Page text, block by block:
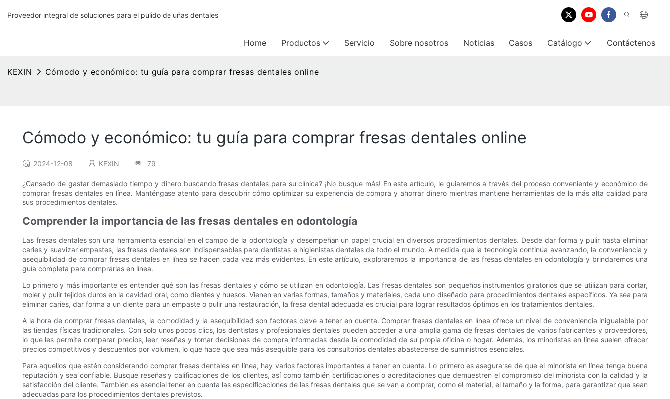
Proveedor integral de soluciones para el pulido de uñas dentales
Home Productos Servicio Sobre nosotros Noticias Casos Catálogo Contáctenos
KEXIN Cómodo y económico: tu guía para comprar fresas dentales online
Cómodo y económico: tu guía para comprar fresas dentales online
2024-12-08 KEXIN 79
¿Cansado de gastar demasiado tiempo y dinero buscando fresas dentales para su clínica? ¡No busque más! En este artículo, le guiaremos a través del proceso conveniente y económico de
comprar fresas dentales en línea. Manténgase atento para descubrir cómo optimizar su experiencia de compra y ahorrar dinero mientras mantiene herramientas de la más alta calidad para
sus procedimientos dentales.
Comprender la importancia de las fresas dentales en odontología
Las fresas dentales son una herramienta esencial en el campo de la odontología y desempeñan un papel crucial en diversos procedimientos dentales. Desde dar forma y pulir hasta eliminar
caries y suavizar empastes, las fresas dentales son indispensables para dentistas e higienistas dentales de todo el mundo. A medida que la tecnología continúa avanzando, la conveniencia y
asequibilidad de comprar fresas dentales en línea se hacen cada vez más evidentes. En este artículo, exploraremos la importancia de las fresas dentales en odontología y brindaremos una
guía completa para comprarlas en línea.
Lo primero y más importante es entender qué son las fresas dentales y cómo se utilizan en odontología. Las fresas dentales son pequeños instrumentos giratorios que se utilizan para cortar,
moler y pulir tejidos duros en la cavidad oral, como dientes y huesos. Vienen en varias formas, tamaños y materiales, cada uno diseñado para procedimientos dentales específicos. Ya sea para
eliminar caries, dar forma a un diente para un empaste o pulir una restauración, la fresa dental adecuada es crucial para lograr resultados óptimos en los tratamientos dentales.
A la hora de comprar fresas dentales, la comodidad y la asequibilidad son factores clave a tener en cuenta. Comprar fresas dentales en línea ofrece un nivel de conveniencia inigualable por
las tiendas físicas tradicionales. Con solo unos pocos clics, los dentistas y profesionales dentales pueden acceder a una amplia gama de fresas dentales de varios fabricantes y proveedores,
lo que les permite comparar precios, leer reseñas y tomar decisiones de compra informadas desde la comodidad de su propia oficina o hogar. Además, los minoristas en línea suelen ofrecer
precios competitivos y descuentos por volumen, lo que hace que sea más asequible para los consultorios dentales abastecerse de suministros esenciales.
Para aquellos que estén considerando comprar fresas dentales en línea, hay varios factores importantes a tener en cuenta. Lo primero es asegurarse de que el minorista en línea tenga buena
reputación y sea confiable. Busque reseñas y calificaciones de los clientes, así como también certificaciones o acreditaciones que demuestren el compromiso del minorista con la calidad y la
satisfacción del cliente. También es esencial tener en cuenta las especificaciones de las fresas dentales que se van a comprar, como el material, el tamaño y la forma, para garantizar que sean
adecuadas para los procedimientos dentales previstos.